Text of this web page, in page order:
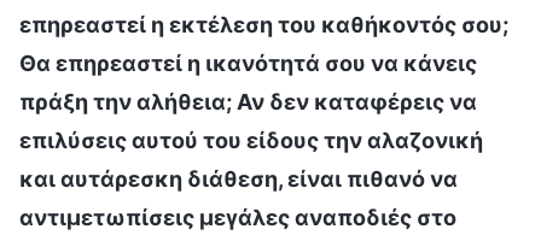
επηρεαστεί η εκτέλεση του καθήκοντός σου;
Θα επηρεαστεί η ικανότητά σου να κάνεις
πράξη την αλήθεια; Αν δεν καταφέρεις να
επιλύσεις αυτού του είδους την αλαζονική
και αυτάρεσκη διάθεση, είναι πιθανό να
αντιμετωπίσεις μεγάλες αναποδιές στο